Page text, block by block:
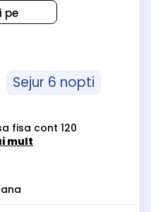
pe
Sejur 6 nopti
fisa cont 120
mult